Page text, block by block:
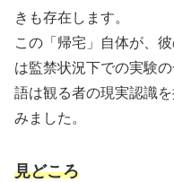
きも存在します。
この「帰宅」自体が、
は監禁状況下での実験
語は観る者の現実認識
みました。
見どころ